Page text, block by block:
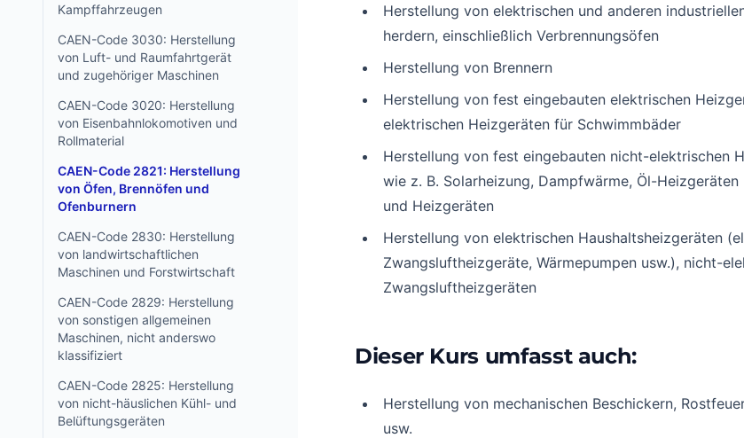
Kampffahrzeugen
CAEN-Code 3030: Herstellung
von Luft- und Raumfahrtgerät
und zugehöriger Maschinen
CAEN-Code 3020: Herstellung
von Eisenbahnlokomotiven und
Rollmaterial
CAEN-Code 2821: Herstellung
von Öfen, Brennöfen und
Ofenburnern
CAEN-Code 2830: Herstellung
von landwirtschaftlichen
Maschinen und Forstwirtschaft
CAEN-Code 2829: Herstellung
von sonstigen allgemeinen
Maschinen, nicht anderswo
klassifiziert
CAEN-Code 2825: Herstellung
von nicht-häuslichen Kühl- und
Belüftungsgeräten
Herstellung von elektrischen und anderen
herdern, einschließlich Verbrennungsöfen
Herstellung von Brennern
Herstellung von fest eingebauten elektrischen
elektrischen Heizgeräten für Schwimmbäder
Herstellung von fest eingebauten nicht-elektrischen
wie z. B. Solarheizung, Dampfwärme, Öl-Heizgeräten
und Heizgeräten
Herstellung von elektrischen Haushaltsheizgeräten
Zwangsluftheizgeräte, Wärmepumpen usw.), nicht-
Zwangsluftheizgeräten
Dieser Kurs umfasst auch:
Herstellung von mechanischen Beschickern,
usw.